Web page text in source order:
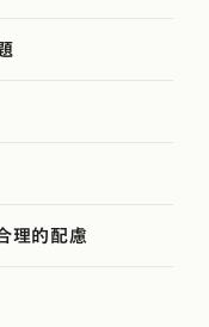
理的配慮